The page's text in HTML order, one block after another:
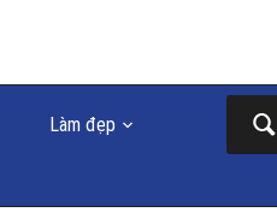
Làm đẹp